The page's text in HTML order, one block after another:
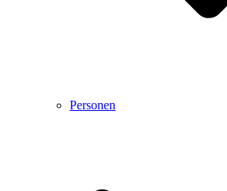
Personen